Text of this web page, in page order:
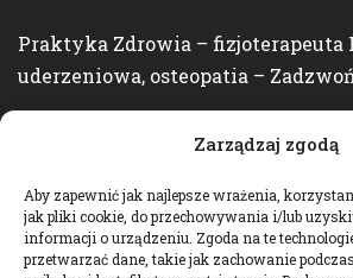
Zarządzaj zgodą
Aby zapewnić jak najlepsze wrażenia,
jak pliki cookie, do przechowywania i/lub
informacji o urządzeniu. Zgoda na te
przetwarzać dane, takie jak zachowanie
Praktyka Zdrowia – fizjoterapeuta
uderzeniowa, osteopatia –